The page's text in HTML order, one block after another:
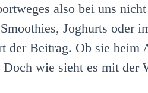
also bei uns
Joghurts oder
der Beitrag. Ob sie beim
Doch wie sieht es mit der